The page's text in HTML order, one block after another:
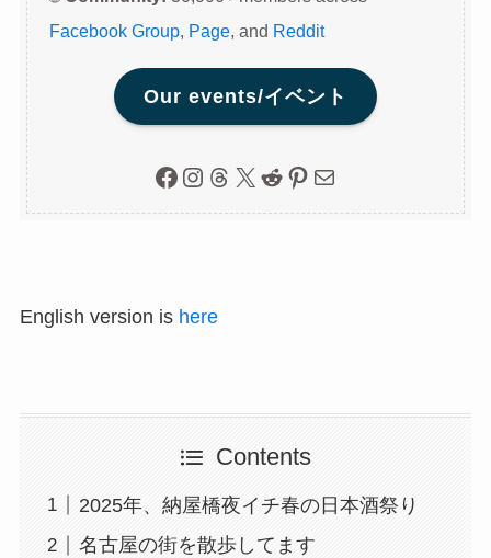
Facebook Group, Page, and Reddit
Our events/イベント
Facebook
Instagram
Threads
X Reddit
Pinterest
Mail
English version is here
Contents
2025年、納屋橋夜イチ春の日本酒祭り
名古屋の街を散歩してます